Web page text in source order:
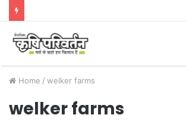
Home / welker farms
welker farms